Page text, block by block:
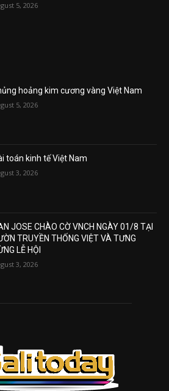
5, 2026
hoảng kim cương vàng Việt Nam
5, 2026
toán kinh tế Việt Nam
3, 2026
JOSE CHÀO CỜ VNCH NGÀY 01/8 TẠI
TRUYỀN THỐNG VIỆT VÀ TƯNG
LỄ HỘI
3, 2026